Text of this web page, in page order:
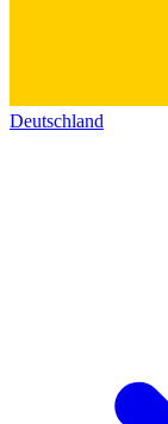
Deutschland